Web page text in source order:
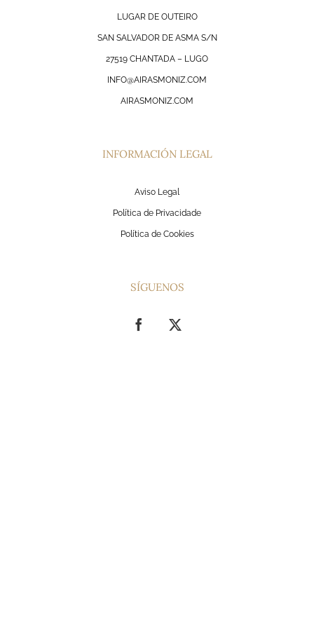
LUGAR DE OUTEIRO
SAN SALVADOR DE ASMA S/N
27519 CHANTADA – LUGO
INFO@AIRASMONIZ.COM
AIRASMONIZ.COM
INFORMACIÓN LEGAL
Aviso Legal
Política de Privacidade
Política de Cookies
SÍGUENOS